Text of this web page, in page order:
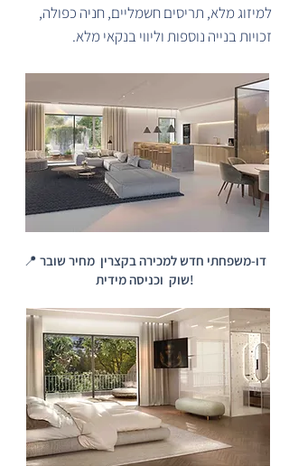
למיזוג מלא, תריסים חשמליים, חניה כפולה,
זכויות בנייה נוספות וליווי בנקאי מלא.
📍 דו-משפחתי חדש למכירה בקצרין מחיר שובר
שוק וכניסה מידית!